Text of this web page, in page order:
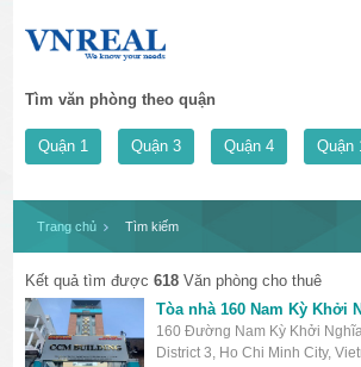
Tìm văn phòng theo quận
Quận 1 Quận 3 Quận 4 Quận
Trang chủ Tìm kiếm
Kết quả tìm được618 Văn phòng cho thuê
Tòa nhà 160 Nam Kỳ Khởi
160 Đường Nam Kỳ Khởi
District 3, Ho Chi Minh City,